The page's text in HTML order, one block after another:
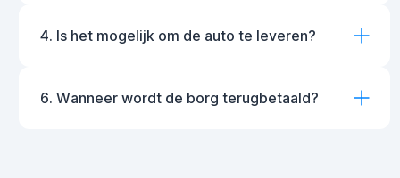
4. Is het mogelijk om de auto te leveren?
6. Wanneer wordt de borg terugbetaald?